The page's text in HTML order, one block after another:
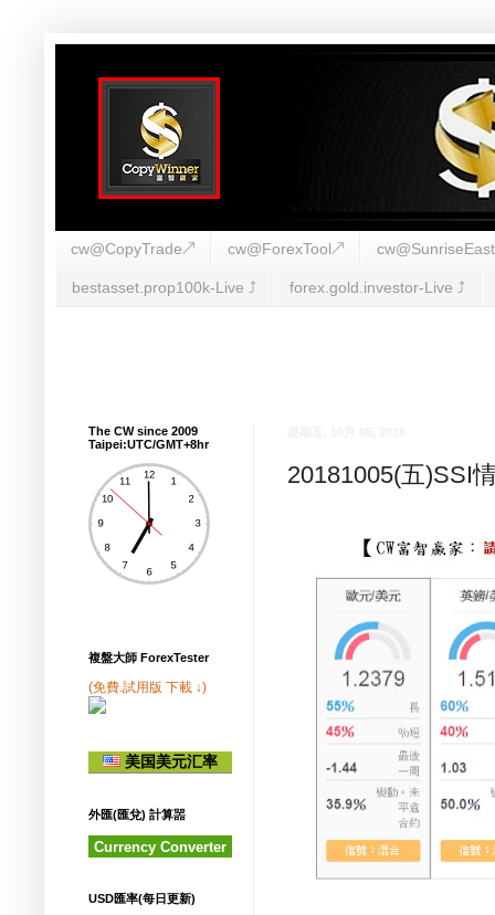
cw@CopyTrade↗ cw@ForexTool↗
bestasset.prop100k-Live ⤴︎ forex.gold.investor-Live ⤴︎
20181005(五)SSI
The CW since 2009
Taipei:UTC/GMT+8hr
複盤大師 ForexTester
(免費.試用版 下載 ↓)
美国美元汇率
外匯(匯兌) 計算噐
Currency Converter
USD匯率(每日更新)